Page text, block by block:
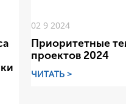
02 9 2024
Приоритетные
проектов 2024
ЧИТАТЬ >